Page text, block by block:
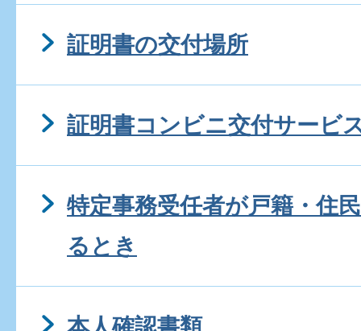
証明書の交付場所
証明書コンビニ交付サービ
特定事務受任者が戸籍・住
るとき